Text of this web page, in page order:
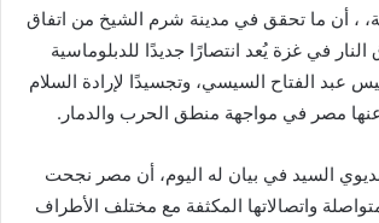
، أن ما تحقق في مدينة شرم الشيخ من اتفاق
في غزة يُعد انتصارًا جديدًا للدبلوماسية
عبد الفتاح السيسي، وتجسيدًا لإرادة السلام
مصر في مواجهة منطق الحرب والدمار.
السيد في بيان له اليوم، أن مصر نجحت
واتصالاتها المكثفة مع مختلف الأطراف